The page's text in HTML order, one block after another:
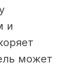
и
может